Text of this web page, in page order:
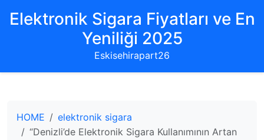
Elektronik Sigara Fiyatları ve En
Yeniliği 2025
Eskisehirapart26
HOME
elektronik sigara
“Denizli’de Elektronik Sigara Kullanımının Artan